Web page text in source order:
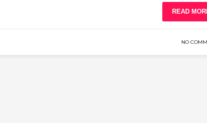
READ
NO